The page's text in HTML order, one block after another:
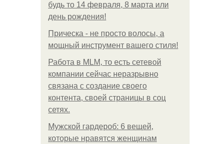
будь то 14 февраля, 8 марта или
день рождения!
Прическа - не просто волосы, а
мощный инструмент вашего стиля!
Работа в MLM, то есть сетевой
компании сейчас неразрывно
связана с создание своего
контента, своей страницы в соц
сетях.
Мужской гардероб: 6 вещей,
которые нравятся женщинам